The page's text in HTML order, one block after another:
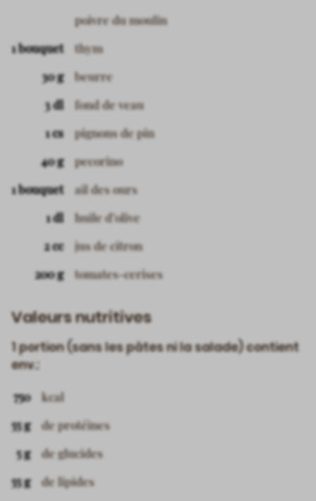
poivre du moulin
1 bouquet
thym
30 g
beurre
3 dl
fond de veau
1 cs
pignons de pin
40 g
pecorino
1 bouquet
ail des ours
1 dl
huile d’olive
2 cc
jus de citron
200 g
tomates-cerises
Valeurs nutritives
1 portion (sans les pâtes ni la salade) contient
env.:
750
kcal
55 g
de protéines
5 g
de glucides
55 g
de lipides